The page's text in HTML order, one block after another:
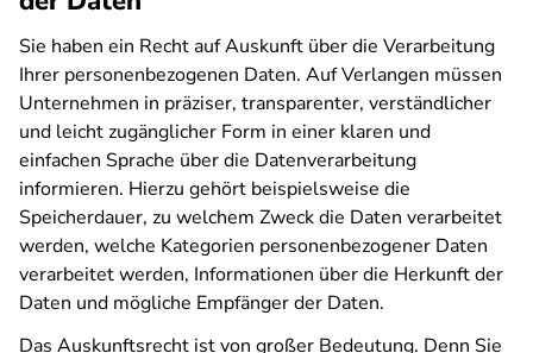
Sie haben ein Recht auf Auskunft über die Verarbeitung
Ihrer personenbezogenen Daten. Auf Verlangen müssen
Unternehmen in präziser, transparenter, verständlicher
und leicht zugänglicher Form in einer klaren und
einfachen Sprache über die Datenverarbeitung
informieren. Hierzu gehört beispielsweise die
Speicherdauer, zu welchem Zweck die Daten verarbeitet
werden, welche Kategorien personenbezogener Daten
verarbeitet werden, Informationen über die Herkunft der
Daten und mögliche Empfänger der Daten.
Das Auskunftsrecht ist von großer Bedeutung. Denn Sie